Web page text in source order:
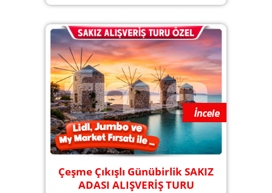
Çeşme Çıkışlı Günübirlik SAKIZ
ADASI ALIŞVERİŞ TURU